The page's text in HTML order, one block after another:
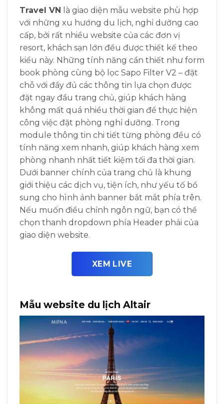
Travel VN là giao diện mẫu website phù hợp
với những xu hướng du lịch, nghỉ dưỡng cao
cấp, bởi rất nhiều website của các đơn vị
resort, khách sạn lớn đều được thiết kế theo
kiểu này. Những tính năng cần thiết như form
book phòng cùng bộ lọc Sapo Filter V2 – đặt
chỗ với đầy đủ các thông tin lựa chọn được
đặt ngay đầu trang chủ, giúp khách hàng
không mất quá nhiều thời gian để thực hiện
công việc đặt phòng nghỉ dưỡng. Trong
module thông tin chi tiết từng phòng đều có
tính năng xem nhanh, giúp khách hàng xem
phòng nhanh nhất tiết kiệm tối đa thời gian.
Dưới banner chính của trang chủ là khung
giới thiệu các dịch vụ, tiện ích, như yếu tố bổ
sung cho hình ảnh banner bắt mắt phía trên.
Nếu muốn điều chỉnh ngôn ngữ, bạn có thể
chọn thanh dropdown phía Header phải của
giao diện website.
XEM LIVE
Mẫu website du lịch Altair